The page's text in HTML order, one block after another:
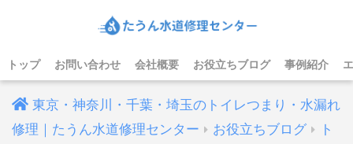
トップ お問い合わせ 会社概要 お役立ちブログ 事例紹介
東京・神奈川・千葉・埼玉のトイレつまり・水漏れ
修理｜たうん水道修理センター
お役立ちブログ
ト